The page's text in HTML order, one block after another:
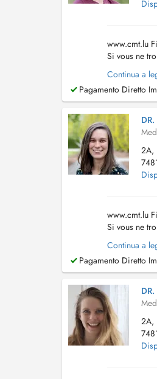
www.cmt.lu
Si vous ne
Continua a
Pagamento Diretto
2A,
www.cmt.lu
Si vous ne
Continua a
Pagamento Diretto
2A,